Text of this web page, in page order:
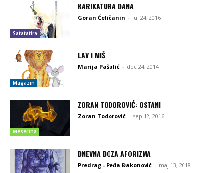
Satatatira
KARIKATURA DANA
Goran Ćeličanin - jul 24, 2016
Magazin
LAV I MIŠ
Marija Pašalić - dec 24, 2014
Mesečina
ZORAN TODOROVIĆ: OSTANI
Zoran Todorović - sep 12, 2016
DNEVNA DOZA AFORIZMA
Predrag - Peđa Đakonović - maj 13, 2018